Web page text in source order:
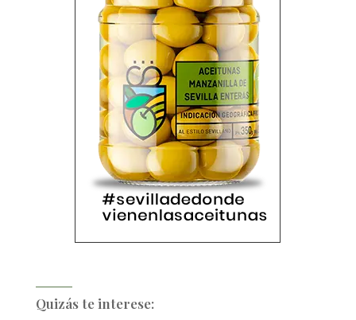
Quizás te interese: